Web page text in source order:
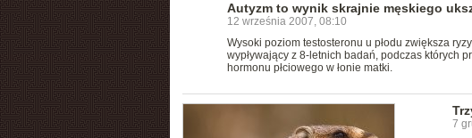
Autyzm to wynik skrajnie męskiego
12 września 2007, 08:10
Wysoki poziom testosteronu u płodu zwiększa
wypływający z 8-letnich badań, podczas których
hormonu płciowego w łonie matki.
7